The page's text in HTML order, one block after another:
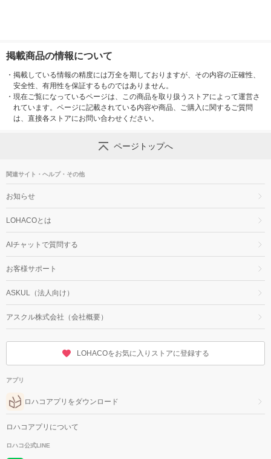
掲載商品の情報について
・ 掲載している情報の精度には万全を期しておりますが、その内容の正確性、
安全性、有用性を保証するものではありません。
・ 現在ご覧になっているページは、この商品を取り扱うストアによって運営さ
れています。ページに記載されている内容や商品、ご購入に関するご質問
は、直接各ストアにお問い合わせください。
ページトップへ
関連サイト・ヘルプ・その他
お知らせ
LOHACOとは
AIチャットで質問する
お客様サポート
ASKUL（法人向け）
アスクル株式会社（会社概要）
LOHACOをお気に入りストアに登録する
アプリ
ロハコアプリをダウンロード
ロハコアプリについて
ロハコ公式LINE